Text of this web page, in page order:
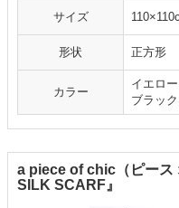
サイズ
形状 正方形
カラー
イエロ
ブラッ
a piece of chic（ピース
SILK SCARF』